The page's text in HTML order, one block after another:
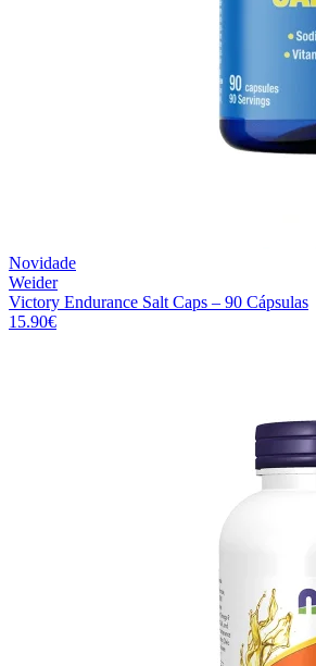
Novidade
Weider
Victory Endurance Salt Caps – 90 Cápsulas
15.90€